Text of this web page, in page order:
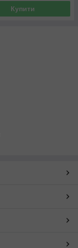
Купити